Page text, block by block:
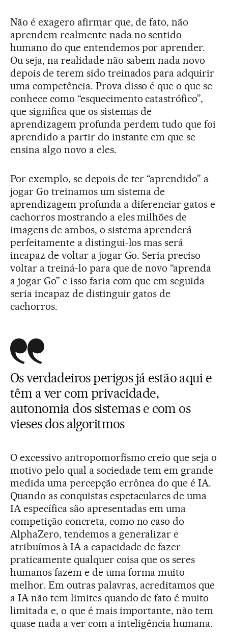
Não é exagero afirmar que, de fato, não
aprendem realmente nada no sentido
humano do que entendemos por aprender.
Ou seja, na realidade não sabem nada novo
depois de terem sido treinados para adquirir
uma competência. Prova disso é que o que se
conhece como “esquecimento catastrófico”,
que significa que os sistemas de
aprendizagem profunda perdem tudo que foi
aprendido a partir do instante em que se
ensina algo novo a eles.
Por exemplo, se depois de ter “aprendido” a
jogar Go treinamos um sistema de
aprendizagem profunda a diferenciar gatos e
cachorros mostrando a eles milhões de
imagens de ambos, o sistema aprenderá
perfeitamente a distingui-los mas será
incapaz de voltar a jogar Go. Seria preciso
voltar a treiná-lo para que de novo “aprenda
a jogar Go” e isso faria com que em seguida
seria incapaz de distinguir gatos de
cachorros.
Os verdadeiros perigos já estão aqui e
têm a ver com privacidade,
autonomia dos sistemas e com os
vieses dos algoritmos
O excessivo antropomorfismo creio que seja o
motivo pelo qual a sociedade tem em grande
medida uma percepção errônea do que é IA.
Quando as conquistas espetaculares de uma
IA específica são apresentadas em uma
competição concreta, como no caso do
AlphaZero, tendemos a generalizar e
atribuímos à IA a capacidade de fazer
praticamente qualquer coisa que os seres
humanos fazem e de uma forma muito
melhor. Em outras palavras, acreditamos que
a IA não tem limites quando de fato é muito
limitada e, o que é mais importante, não tem
quase nada a ver com a inteligência humana.